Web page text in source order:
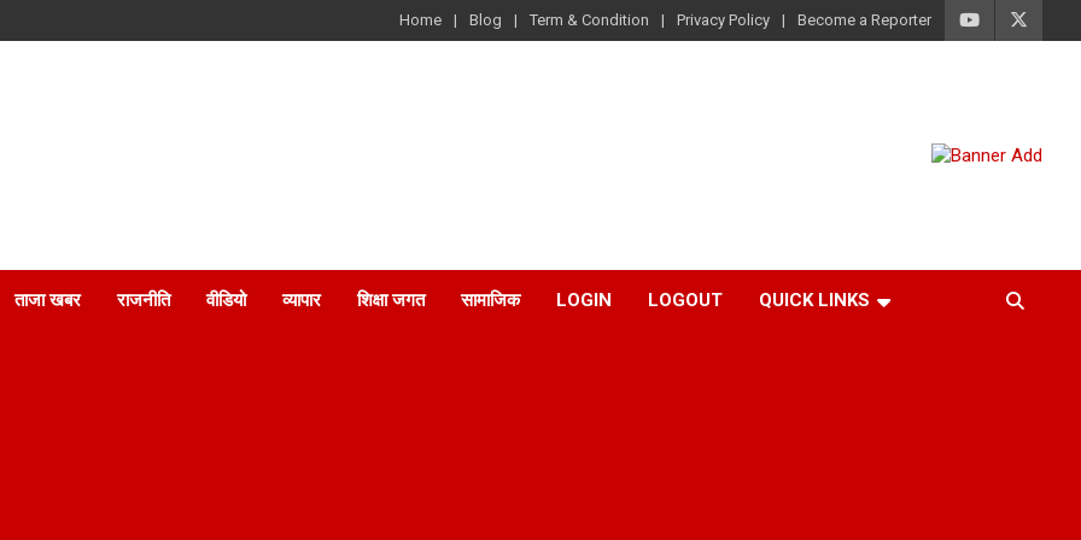
Home Blog Term & Condition Privacy Policy Become a Reporter
ताजा खबर राजनीति वीडियो व्यापार शिक्षा जगत सामाजिक LOGIN LOGOUT QUICK LINKS